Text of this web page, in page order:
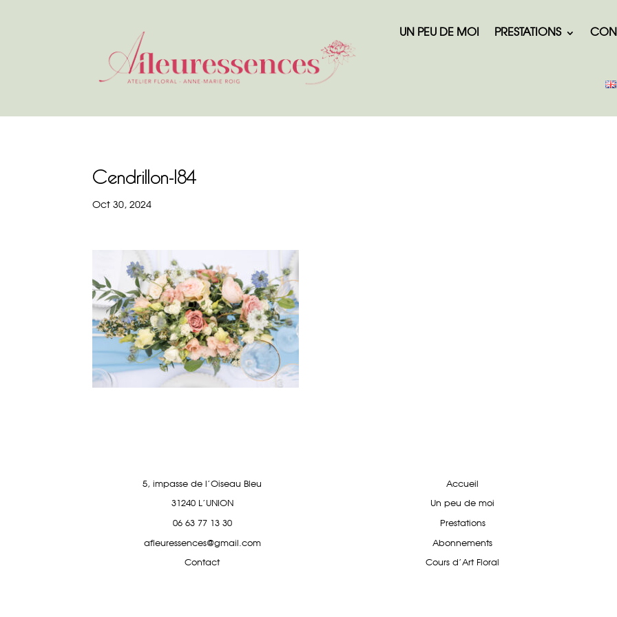
UN PEU DE MOI PRESTATIONS
Cendrillon-184
Oct 30, 2024
5, impasse de l'Oiseau Bleu
31240 L'UNION
06 63 77 13 30
afleuressences@gmail.com
Contact
Accueil
Un peu de moi
Prestations
Abonnements
Cours d'Art Floral